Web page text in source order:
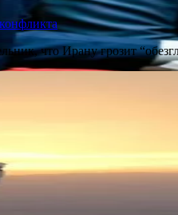
что Ирану грозит